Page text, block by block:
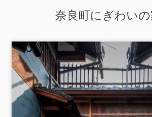
奈良町にぎわい